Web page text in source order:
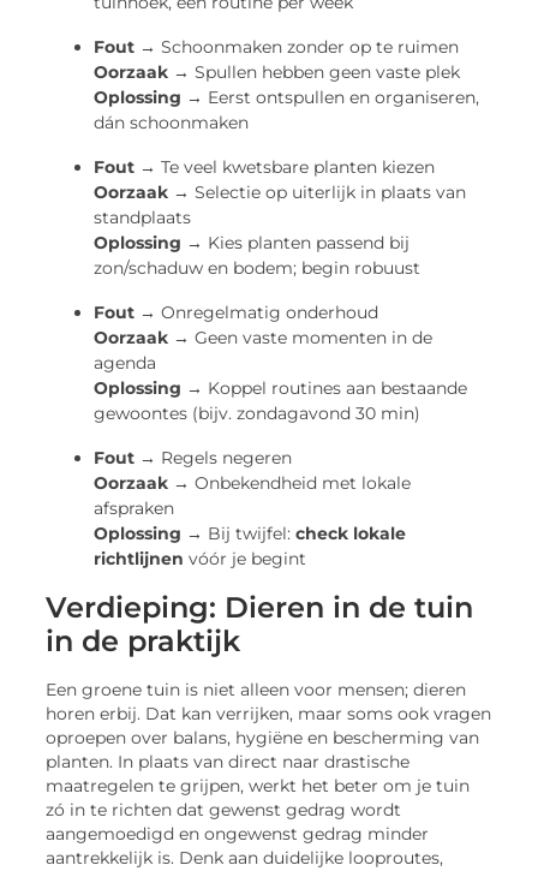
Fout → Schoonmaken zonder op te ruimen
Oorzaak → Spullen hebben geen vaste plek
Oplossing → Eerst ontspullen en organiseren,
dán schoonmaken
Fout → Te veel kwetsbare planten kiezen
Oorzaak → Selectie op uiterlijk in plaats van
standplaats
Oplossing → Kies planten passend bij
zon/schaduw en bodem; begin robuust
Fout → Onregelmatig onderhoud
Oorzaak → Geen vaste momenten in de
agenda
Oplossing → Koppel routines aan bestaande
gewoontes (bijv. zondagavond 30 min)
Fout → Regels negeren
Oorzaak → Onbekendheid met lokale
afspraken
Oplossing → Bij twijfel:check lokale
richtlijnen vóór je begint
Verdieping: Dieren in de tuin
in de praktijk
Een groene tuin is niet alleen voor mensen; dieren
horen erbij. Dat kan verrijken, maar soms ook vragen
oproepen over balans, hygiëne en bescherming van
planten. In plaats van direct naar drastische
maatregelen te grijpen, werkt het beter om je tuin
zó in te richten dat gewenst gedrag wordt
aangemoedigd en ongewenst gedrag minder
aantrekkelijk is. Denk aan duidelijke looproutes,